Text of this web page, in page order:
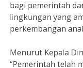
bagi pemerintah
lingkungan yang
perkembangan
Menurut Kepala
“Pemerintah telah